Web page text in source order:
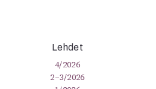
Lehdet
4/2026
2–3/2026